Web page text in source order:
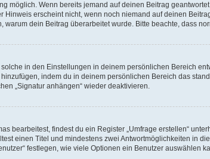
möglich. Wenn bereits jemand auf deinen Beitrag
erscheint nicht, wenn noch niemand auf deinen
dein Beitrag überarbeitet wurde. Bitte beachte, dass
in den Einstellungen in deinem persönlichen Bereich
indem du in deinem persönlichen Bereich das
„Signatur anhängen“ wieder deaktivieren.
bearbeitest, findest du ein Register „Umfrage erstellen“
einen Titel und mindestens zwei Antwortmöglichkeiten in
festlegen, wie viele Optionen ein Benutzer